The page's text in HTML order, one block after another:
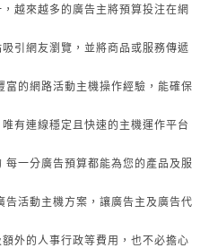
越來越多的廣告主將預算投注在網
引網友瀏覽，並將商品或服務傳遞
富的網路活動主機操作經驗，能確保
有連線穩定且快速的主機運作平台
每一分廣告預算都能為您的產品及服
告活動主機方案，讓廣告主及廣告代
外的人事行政等費用，也不必擔心